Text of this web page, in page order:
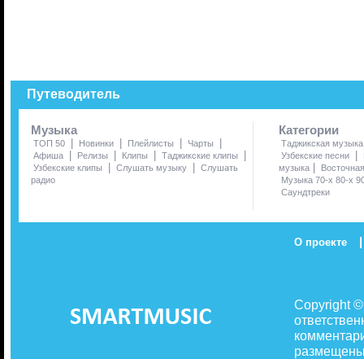
Путеводитель
Музыка
ТОП 50 | Новинки | Плейлисты | Чарты |
Афиша | Релизы | Клипы | Таджикские клипы |
Узбекские клипы | Слушать музыку | Слушать
радио
Категории
Таджикская музыка
Узбекские песни
|
музыка |
Музыка 70-х 80-х
Саундтреки
О проекте |
Copyright
размещены